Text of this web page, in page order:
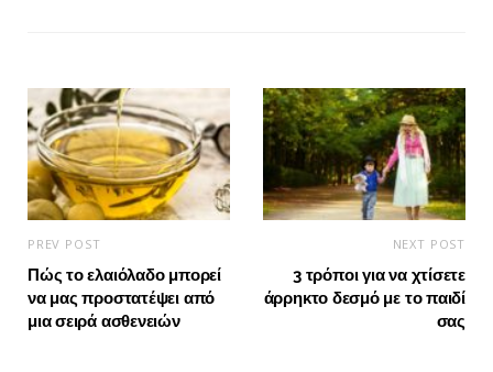
PREV POST
Πώς το ελαιόλαδο μπορεί
να μας προστατέψει από
μια σειρά ασθενειών
NEXT POST
3 τρόποι για να χτίσετε
άρρηκτο δεσμό με το παιδί
σας